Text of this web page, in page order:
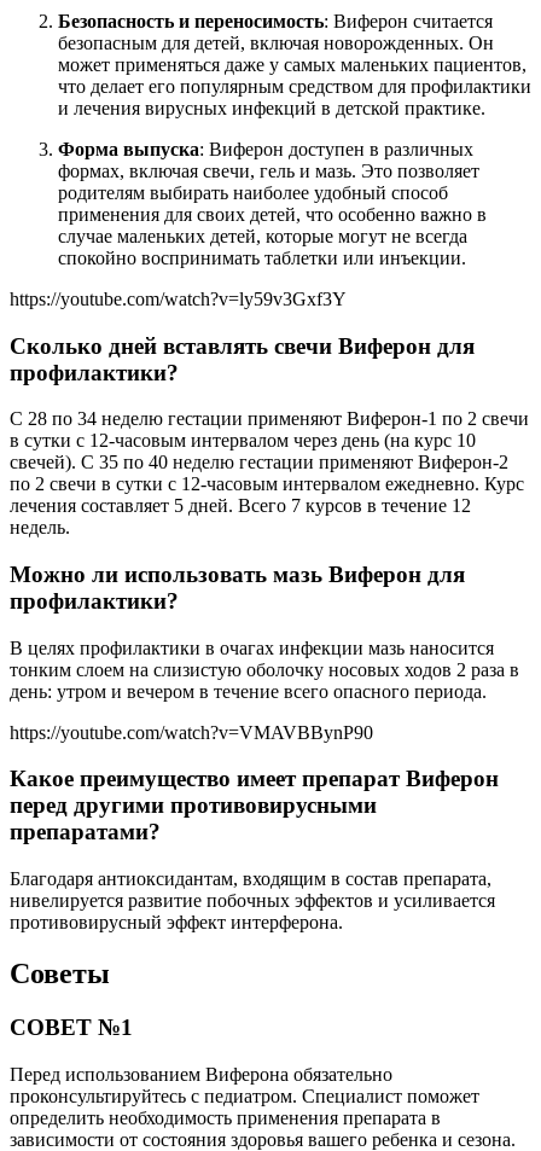
Безопасность и переносимость: Виферон считается
безопасным для детей, включая новорожденных. Он
может применяться даже у самых маленьких пациентов,
что делает его популярным средством для профилактики
и лечения вирусных инфекций в детской практике.
Форма выпуска: Виферон доступен в различных
формах, включая свечи, гель и мазь. Это позволяет
родителям выбирать наиболее удобный способ
применения для своих детей, что особенно важно в
случае маленьких детей, которые могут не всегда
спокойно воспринимать таблетки или инъекции.
https://youtube.com/watch?v=ly59v3Gxf3Y
Сколько дней вставлять свечи Виферон для
профилактики?
С 28 по 34 неделю гестации применяют Виферон-1 по 2 свечи
в сутки с 12-часовым интервалом через день (на курс 10
свечей). С 35 по 40 неделю гестации применяют Виферон-2
по 2 свечи в сутки с 12-часовым интервалом ежедневно. Курс
лечения составляет 5 дней. Всего 7 курсов в течение 12
недель.
Можно ли использовать мазь Виферон для
профилактики?
В целях профилактики в очагах инфекции мазь наносится
тонким слоем на слизистую оболочку носовых ходов 2 раза в
день: утром и вечером в течение всего опасного периода.
https://youtube.com/watch?v=VMAVBBynP90
Какое преимущество имеет препарат Виферон
перед другими противовирусными
препаратами?
Благодаря антиоксидантам, входящим в состав препарата,
нивелируется развитие побочных эффектов и усиливается
противовирусный эффект интерферона.
Советы
СОВЕТ №1
Перед использованием Виферона обязательно
проконсультируйтесь с педиатром. Специалист поможет
определить необходимость применения препарата в
зависимости от состояния здоровья вашего ребенка и сезона.